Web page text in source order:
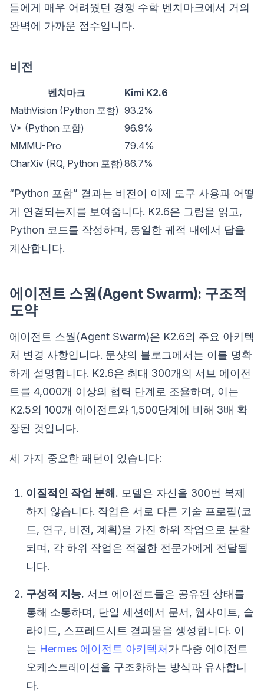
들에게 매우 어려웠던 경쟁 수학 벤치마크에서 거의
완벽에 가까운 점수입니다.
비전
벤치마크
Kimi K2.6
MathVision (Python 포함) 93.2%
V* (Python 포함)
96.9%
MMMU-Pro
79.4%
CharXiv (RQ, Python 포함) 86.7%
“Python 포함” 결과는 비전이 이제 도구 사용과 어떻
게 연결되는지를 보여줍니다. K2.6은 그림을 읽고,
Python 코드를 작성하며, 동일한 궤적 내에서 답을
계산합니다.
에이전트 스웜(Agent Swarm): 구조적
도약
에이전트 스웜(Agent Swarm)은 K2.6의 주요 아키텍
처 변경 사항입니다. 문샷의 블로그에서는 이를 명확
하게 설명합니다. K2.6은 최대 300개의 서브 에이전
트를 4,000개 이상의 협력 단계로 조율하며, 이는
K2.5의 100개 에이전트와 1,500단계에 비해 3배 확
장된 것입니다.
세 가지 중요한 패턴이 있습니다:
이질적인 작업 분해. 모델은 자신을 300번 복제
하지 않습니다. 작업은 서로 다른 기술 프로필(코
드, 연구, 비전, 계획)을 가진 하위 작업으로 분할
되며, 각 하위 작업은 적절한 전문가에게 전달됩
니다.
구성적 지능. 서브 에이전트들은 공유된 상태를
통해 소통하며, 단일 세션에서 문서, 웹사이트, 슬
라이드, 스프레드시트 결과물을 생성합니다. 이
는 Hermes 에이전트 아키텍처가 다중 에이전트
오케스트레이션을 구조화하는 방식과 유사합니
다.